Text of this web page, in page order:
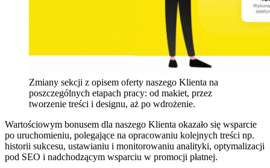
Zmiany sekcji z opisem oferty naszego Klienta na
poszczególnych etapach pracy: od makiet, przez
tworzenie treści i designu, aż po wdrożenie.
Wartościowym bonusem dla naszego Klienta okazało się wsparcie
po uruchomieniu, polegające na opracowaniu kolejnych treści np.
historii sukcesu, ustawianiu i monitorowaniu analityki, optymalizacji
pod SEO i nadchodzącym wsparciu w promocji płatnej.